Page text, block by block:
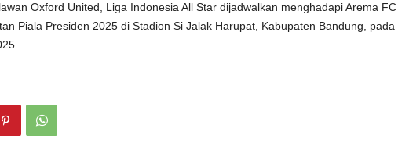
Oxford United, Liga Indonesia All Star dijadwalkan menghadapi Arema FC
Piala Presiden 2025 di Stadion Si Jalak Harupat, Kabupaten Bandung, pada